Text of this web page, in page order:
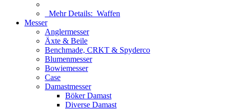
Mehr Details: Waffen
Messer
Anglermesser
Äxte & Beile
Benchmade, CRKT & Spyderco
Blumenmesser
Bowiemesser
Case
Damastmesser
Böker Damast
Diverse Damast